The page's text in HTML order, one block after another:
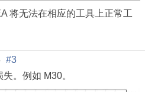
将无法在相应的工具上正常工
#3
。例如 M30。